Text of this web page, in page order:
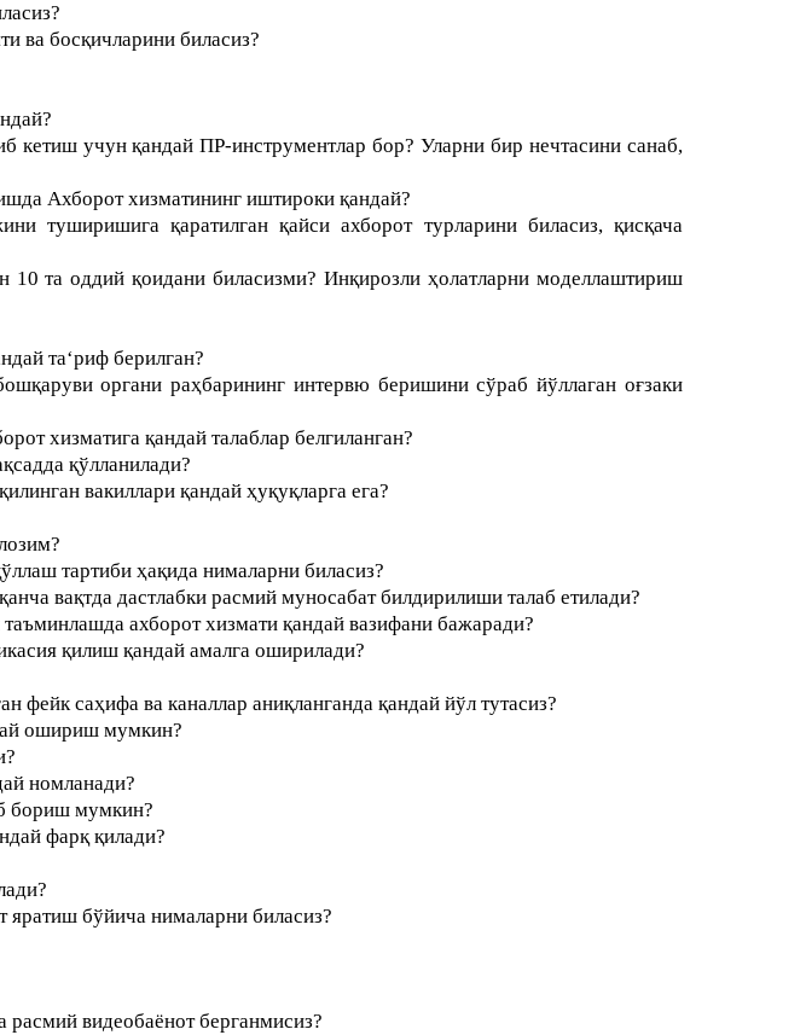
ва босқичларини биласиз?
кетиш учун қандай ПР-инструментлар бор? Уларни бир нечтасини санаб,
Ахборот хизматининг иштироки қандай?
туширишига қаратилган қайси ахборот турларини биласиз, қисқача
та оддий қоидани биласизми? Инқирозли ҳолатларни моделлаштириш
та‘риф берилган?
органи раҳбарининг интервю беришини сўраб йўллаган оғзаки
хизматига қандай талаблар белгиланган?
қўлланилади?
вакиллари қандай ҳуқуқларга ега?
тартиби ҳақида нималарни биласиз?
вақтда дастлабки расмий муносабат билдирилиши талаб етилади?
ахборот хизмати қандай вазифани бажаради?
қилиш қандай амалга оширилади?
саҳифа ва каналлар аниқланганда қандай йўл тутасиз?
ошириш мумкин?
номланади?
бориш мумкин?
фарқ қилади?
яратиш бўйича нималарни биласиз?
видеобаёнот берганмисиз?